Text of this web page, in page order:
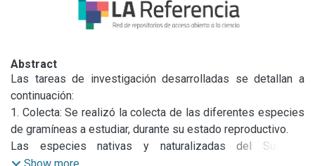
Abstract
Las tareas de investigación desarrolladas se detallan a
continuación:
1. Colecta: Se realizó la colecta de las diferentes especies
de gramíneas a estudiar, durante su estado reproductivo.
Las especies nativas y naturalizadas del Sudeste
Bonaerense, que fueron colectadas fueron: Lolium